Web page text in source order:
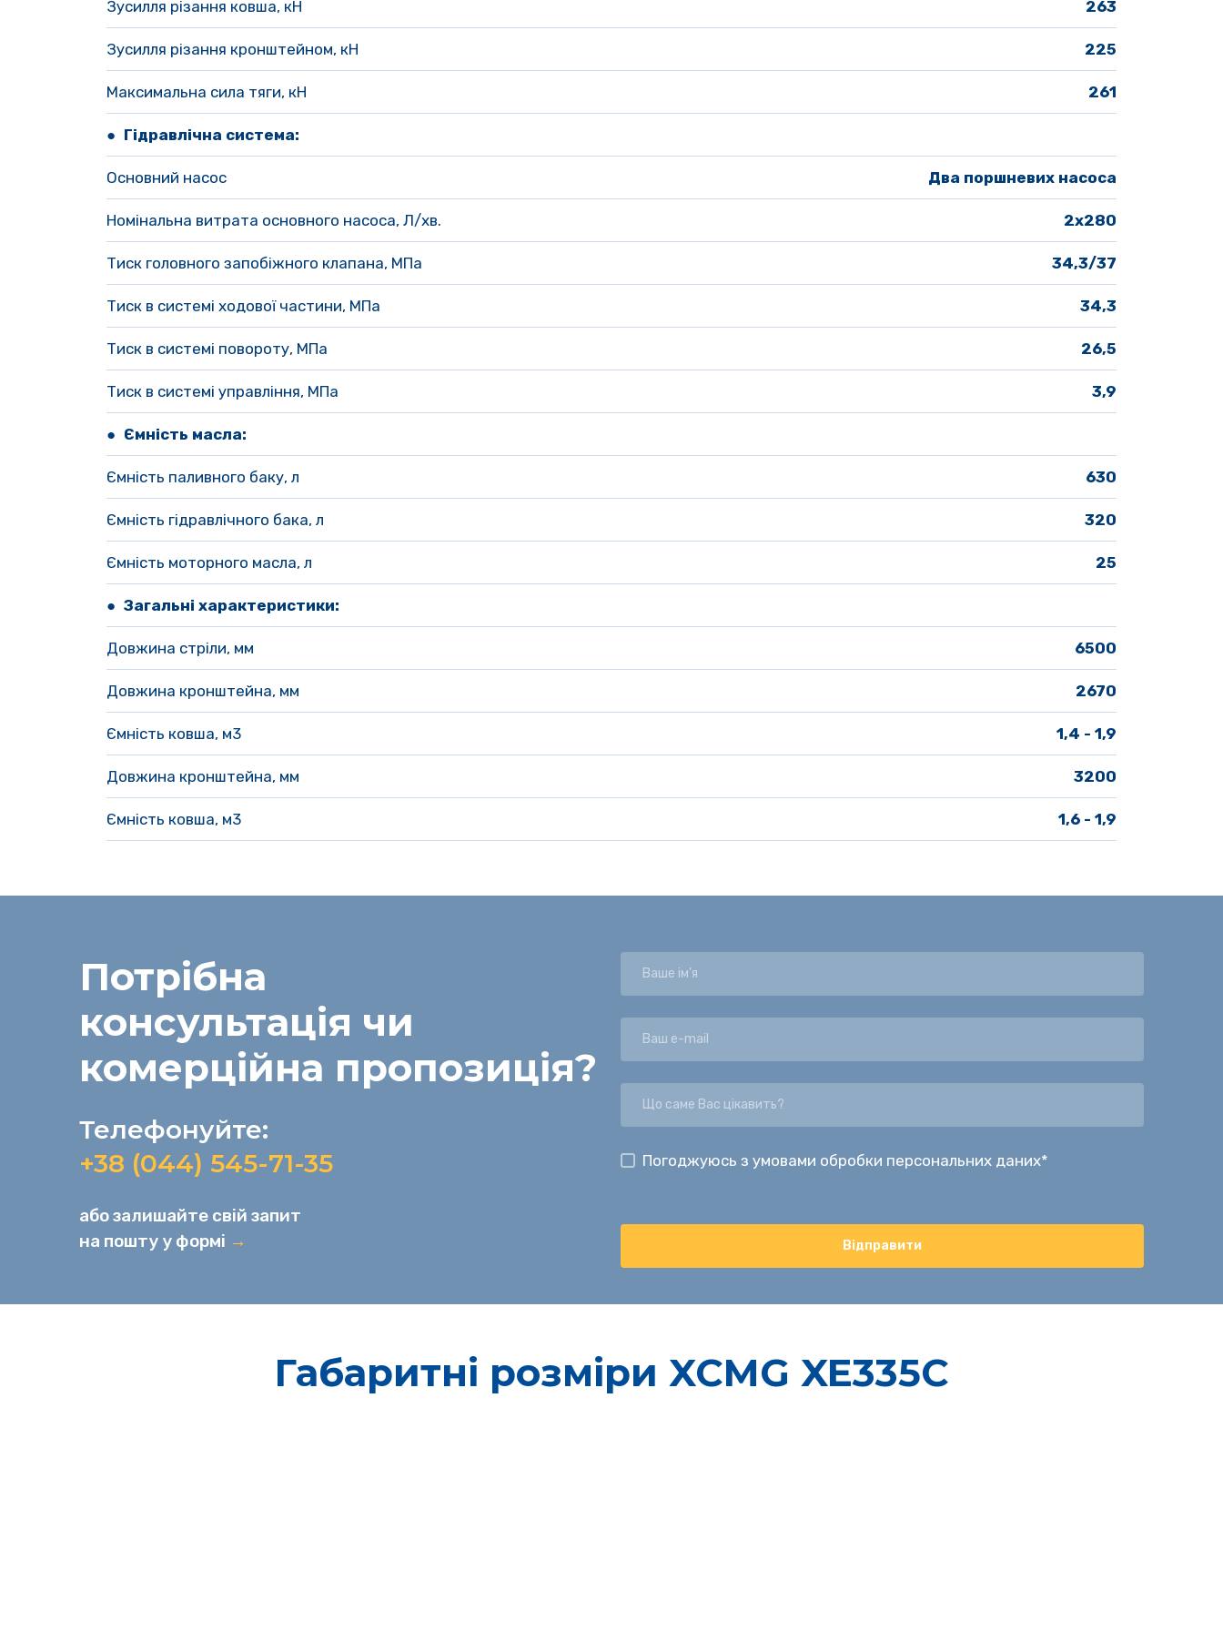
Зусилля різання ковша, кН 263
Зусилля різання кронштейном, кН 225
Максимальна сила тяги, кН 261
● Гідравлічна система:
Основний насос Два поршневих насоса
Номінальна витрата основного насоса, Л/хв. 2х280
Тиск головного запобіжного клапана, МПа 34,3/37
Тиск в системі ходової частини, МПа 34,3
Тиск в системі повороту, МПа 26,5
Тиск в системі управління, МПа 3,9
● Ємність масла:
Ємність паливного баку, л 630
Ємність гідравлічного бака, л 320
Ємність моторного масла, л 25
● Загальні характеристики:
Довжина стріли, мм 6500
Довжина кронштейна, мм 2670
Ємність ковша, м3 1,4 - 1,9
Довжина кронштейна, мм 3200
Ємність ковша, м3 1,6 - 1,9
Потрібна
консультація чи
комерційна пропозиція?
Телефонуйте:
+38 (044) 545-71-35
або залишайте свій запит
на пошту у формі →
Погоджуюсь з умовами обробки персональних даних*
Відправити
Габаритні розміри XCMG XE335C